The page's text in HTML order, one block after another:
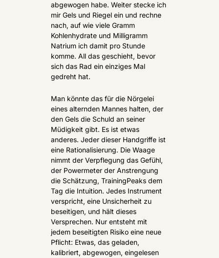
abgewogen habe. Weiter stecke ich
mir Gels und Riegel ein und rechne
nach, auf wie viele Gramm
Kohlenhydrate und Milligramm
Natrium ich damit pro Stunde
komme. All das geschieht, bevor
sich das Rad ein einziges Mal
gedreht hat.
Man könnte das für die Nörgelei
eines alternden Mannes halten, der
den Gels die Schuld an seiner
Müdigkeit gibt. Es ist etwas
anderes. Jeder dieser Handgriffe ist
eine Rationalisierung. Die Waage
nimmt der Verpflegung das Gefühl,
der Powermeter der Anstrengung
die Schätzung, TrainingPeaks dem
Tag die Intuition. Jedes Instrument
verspricht, eine Unsicherheit zu
beseitigen, und hält dieses
Versprechen. Nur entsteht mit
jedem beseitigten Risiko eine neue
Pflicht: Etwas, das geladen,
kalibriert, abgewogen, eingelesen